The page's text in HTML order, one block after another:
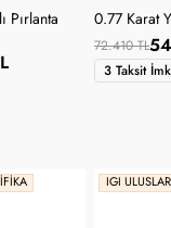
Pırlanta
0.77 Karat
72.410 TL
3 Taksit
IGI